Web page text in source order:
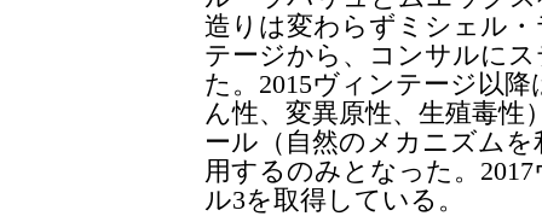
造りは変わらずミシェル
テージから、コンサルに
た。2015ヴィンテージ以降
ん性、変異原性、生殖毒
ール（自然のメカニズム
用するのみとなった。
ル3を取得している。